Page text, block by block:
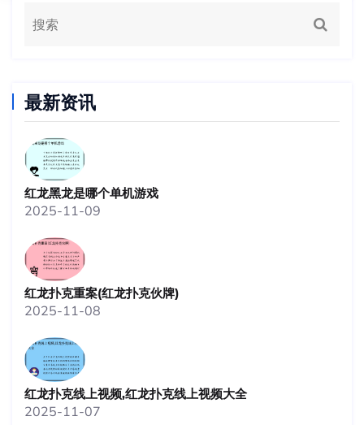
最新资讯
红龙黑龙是哪个单机游戏
2025-11-09
红龙扑克重案(红龙扑克伙牌)
2025-11-08
红龙扑克线上视频,红龙扑克线上视频大全
2025-11-07